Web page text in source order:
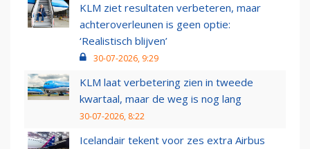
KLM ziet resultaten verbeteren, maar
achteroverleunen is geen optie:
‘Realistisch blijven’
30-07-2026, 9:29
KLM laat verbetering zien in tweede
kwartaal, maar de weg is nog lang
30-07-2026, 8:22
Icelandair tekent voor zes extra Airbus